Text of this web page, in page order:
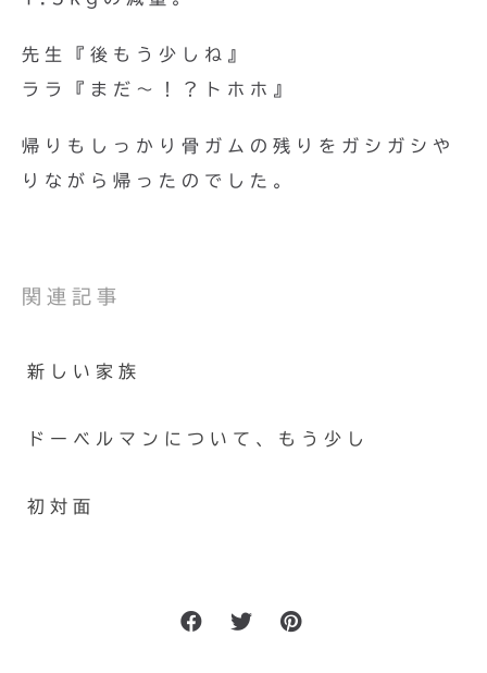
先生『後もう少しね』
ララ『まだ〜！？トホホ』
帰りもしっかり骨ガムの残りをガシガシや
りながら帰ったのでした。
関連記事
新しい家族
ドーベルマンについて、もう少し
初対面